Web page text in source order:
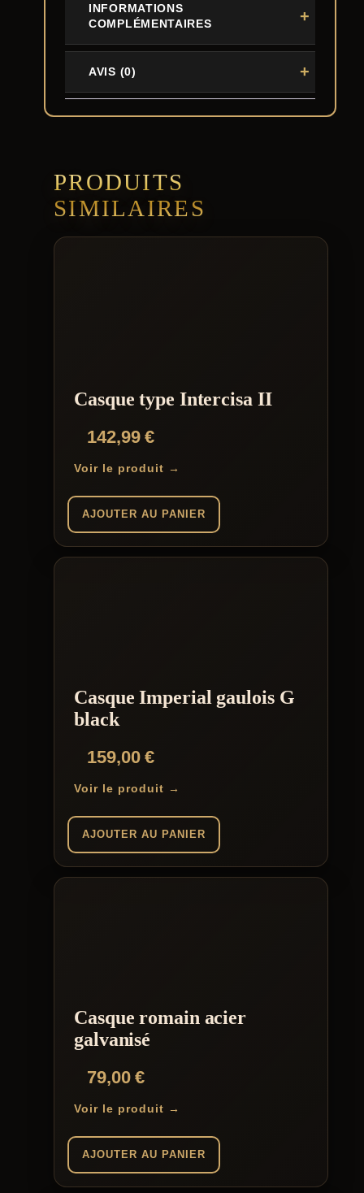
INFORMATIONS
COMPLÉMENTAIRES
AVIS (0)
PRODUITS
SIMILAIRES
Casque type Intercisa II
142,99€
Voir le produit →
AJOUTER AU PANIER
Casque Imperial gaulois G
black
159,00€
Voir le produit →
AJOUTER AU PANIER
Casque romain acier
galvanisé
79,00€
Voir le produit →
AJOUTER AU PANIER